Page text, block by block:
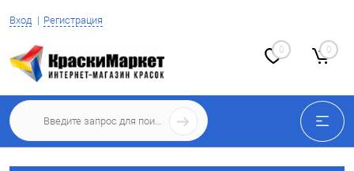
Вход Регистрация
0 0